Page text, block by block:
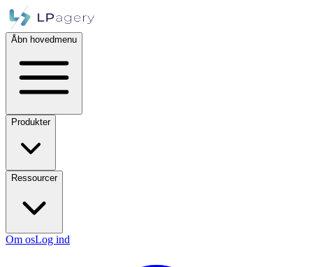
Åbn hovedmenu
Produkter
Ressourcer
Om osLog ind